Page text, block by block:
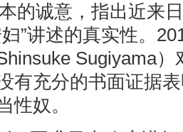
的诚意，指出近来
”讲述的真实性。
Sugiyama
有充分的书面证据
性奴。